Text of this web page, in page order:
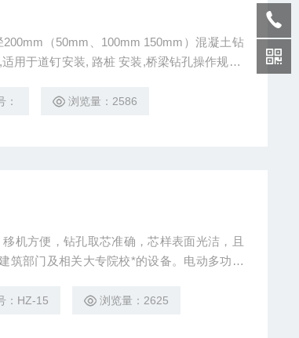
（50mm、100mm 150mm）混凝土钻
用于道钉安装, 路桩 安装,桥梁钻孔操作规程,
检测中心
： 浏览量：2586
机方便，钻孔取芯准确，芯样表面光洁，且
筑部门及相关大专院校*的设备。电动多功能
：HZ-15 浏览量：2625